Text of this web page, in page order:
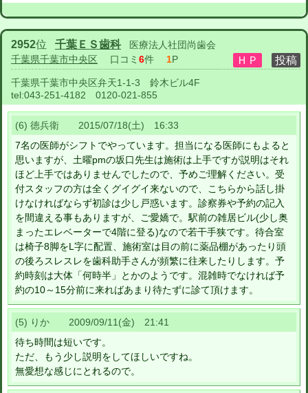
2952位 千葉ＥＳ歯科
医療法人社団尚歯会
千葉県千葉市中央区 口コミ 6件 1P
千葉県千葉市中央区弁天1-1-3 鈴木ビル4F
tel:043-251-4182 0120-021-855
(6) 徳兵衛 2015/07/18(土) 16:33
7名の医師がシフトでやっています。担当になる医師にもよると
思いますが、土曜pmの坂口先生は施術は上手ですが説明はそれ
ほど上手ではありませんでしたので、予めご理解ください。受
付スタッフの方は全くグイグイ来ないので、こちらから話し掛
けなければならず初診は少し戸惑います。診察券や予約の記入
を間違える事もありますが、ご愛嬌で。駅前の雑居ビル(少し奥
まったエレベーターで4階に登る)なので若干手狭です。待合室
は椅子8脚をL字に配置、施術室は目の前に薬品棚があったり頭
の後ろスレスレを歯科助手さんが頻繁に往来したりします。予
約時刻は大体「何時半」とかのようです。混雑時でなければ予
約の10～15分前に来ればあまり待たずに診て頂けます。
(5) りか 2009/09/11(金) 21:41
待ち時間は短いです。
ただ、もう少し説明をしてほしいですね。
無愛想な感じにとれるので。